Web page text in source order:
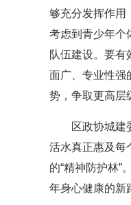
够充分发挥作用
考虑到青少年个
队伍建设。要有
面广、专业性强
势，争取更高层
区政协城建
活水真正惠及每
的“精神防护林”
年身心健康的新